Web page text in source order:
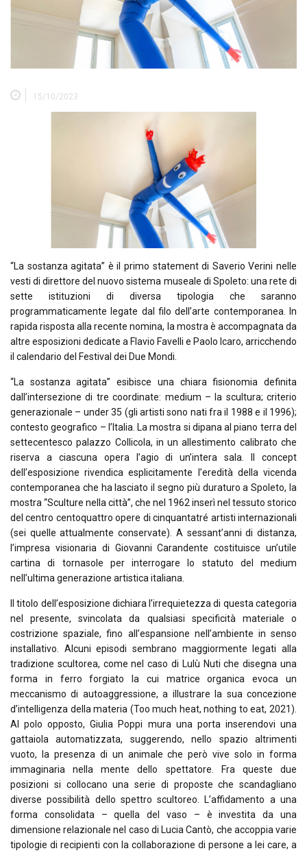
15/10/2023
“La sostanza agitata” è il primo statementdi Saverio Verini nelle
vesti di direttore del nuovo sistema museale di Spoleto: una rete di
sette istituzioni di diversa tipologia che saranno
programmaticamente legate dal filo dell’arte contemporanea. In
rapida risposta alla recente nomina, la mostra è accompagnata da
altre esposizioni dedicate a Flavio Favelli e Paolo Icaro, arricchendo
il calendario del Festival dei Due Mondi.
“La sostanza agitata” esibisce una chiara fisionomia definita
dall’intersezione di tre coordinate: medium – la scultura; criterio
generazionale – under 35 (gli artisti sono nati fra il 1988 e il 1996);
contesto geografico – l’Italia. La mostra si dipana al piano terra del
settecentesco palazzo Collicola, in un allestimento calibrato che
riserva a ciascuna opera l’agio di un’intera sala. Il concept
dell’esposizione rivendica esplicitamente l’eredità della vicenda
contemporanea che ha lasciato il segno più duraturo a Spoleto, la
mostra “Sculture nella città”, che nel 1962 inserì nel tessuto storico
del centro centoquattro opere di cinquantatré artisti internazionali
(sei quelle attualmente conservate). A sessant’anni di distanza,
l’impresa visionaria di Giovanni Carandente costituisce un’utile
cartina di tornasole per interrogare lo statuto del medium
nell’ultima generazione artistica italiana.
Il titolo dell’esposizione dichiara l’irrequietezza di questa categoria
nel presente, svincolata da qualsiasi specificità materiale o
costrizione spaziale, fino all’espansione nell’ambiente in senso
installativo. Alcuni episodi sembrano maggiormente legati alla
tradizione scultorea, come nel caso di Lulù Nuti che disegna una
forma in ferro forgiato la cui matrice organica evoca un
meccanismo di autoaggressione, a illustrare la sua concezione
d’intelligenza della materia (Too much heat, nothing to eat, 2021).
Al polo opposto, Giulia Poppi mura una porta inserendovi una
gattaiola automatizzata, suggerendo, nello spazio altrimenti
vuoto, la presenza di un animale che però vive solo in forma
immaginaria nella mente dello spettatore. Fra queste due
posizioni si collocano una serie di proposte che scandagliano
diverse possibilità dello spettro scultoreo. L’affidamento a una
forma consolidata – quella del vaso – è investita da una
dimensione relazionale nel caso di Lucia Cantò, che accoppia varie
tipologie di recipienti con la collaborazione di persone a lei care, a